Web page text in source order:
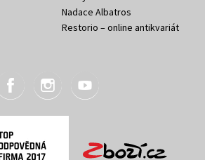
Nadace Albatros
Restorio – online antikvariát